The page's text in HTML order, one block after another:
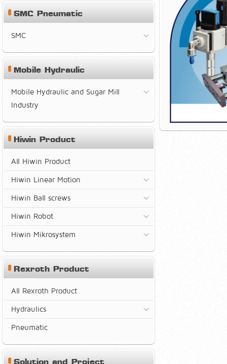
SMC Pneumatic
SMC
Mobile Hydraulic
Mobile Hydraulic and Sugar Mill
Industry
Hiwin Product
All Hiwin Product
Hiwin Linear Motion
Hiwin Ball screws
Hiwin Robot
Hiwin Mikrosystem
Rexroth Product
All Rexroth Product
Hydraulics
Pneumatic